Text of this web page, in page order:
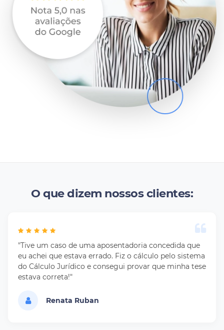
O que dizem nossos clientes:
"Tive um caso de uma aposentadoria concedida que
eu achei que estava errado. Fiz o cálculo pelo sistema
do Cálculo Jurídico e consegui provar que minha tese
estava correta!"
Renata Ruban